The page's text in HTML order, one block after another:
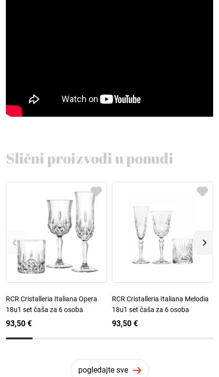
Slični proizvodi u ponudi
RCR Cristalleria Italiana Opera
18u1 set čaša za 6 osoba
93,50 €
RCR Cristalleria Italiana Melodia
18u1 set čaša za 6 osoba
93,50 €
pogledajte sve